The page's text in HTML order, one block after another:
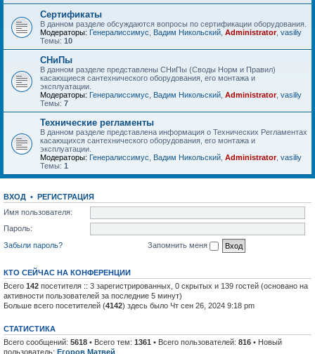
Сертификаты
В данном разделе обсуждаются вопросы по сертификации оборудования.
Модераторы: Генералиссимус Вадим Никольский Administrator, vasiliy
Темы: 10
СНиПы
В данном разделе представлены СНиПы (Своды Норм и Правил)
касающиеся сантехнического оборудования, его монтажа и
эксплуатации.
Модераторы: Генералиссимус Вадим Никольский Administrator, vasiliy
Темы: 7
Технические регламенты
В данном разделе представлена информация о Технических Регламентах
касающихся сантехнического оборудования, его монтажа и
эксплуатации.
Модераторы: Генералиссимус Вадим Никольский Administrator, vasiliy
Темы: 1
ВХОД • РЕГИСТРАЦИЯ
Имя пользователя:
Пароль:
Забыли пароль?
Запомнить меня
КТО СЕЙЧАС НА КОНФЕРЕНЦИИ
Всего 142 посетителя :: 3 зарегистрированных, 0 скрытых и 139 гостей (основано на
активности пользователей за последние 5 минут)
Больше всего посетителей (4142) здесь было Чт сен 26, 2024 9:18 pm
СТАТИСТИКА
Всего сообщений: 5618 • Всего тем: 1361 • Всего пользователей: 816 • Новый
пользователь: Егоров Матвей